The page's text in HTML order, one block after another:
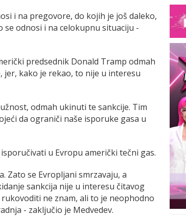
i na pregovore, do kojih je još daleko,
se odnosi i na celokupnu situaciju -
predsednik Donald Tramp odmah
kako je rekao, to nije u interesu
odmah ukinuti te sankcije. Tim
da ograniči naše isporuke gasa u
u Evropu američki tečni gas.
Zato se Evropljani smrzavaju, a
sankcija nije u interesu čitavog
ne znam, ali to je neophodno
- zaključio je Medvedev.